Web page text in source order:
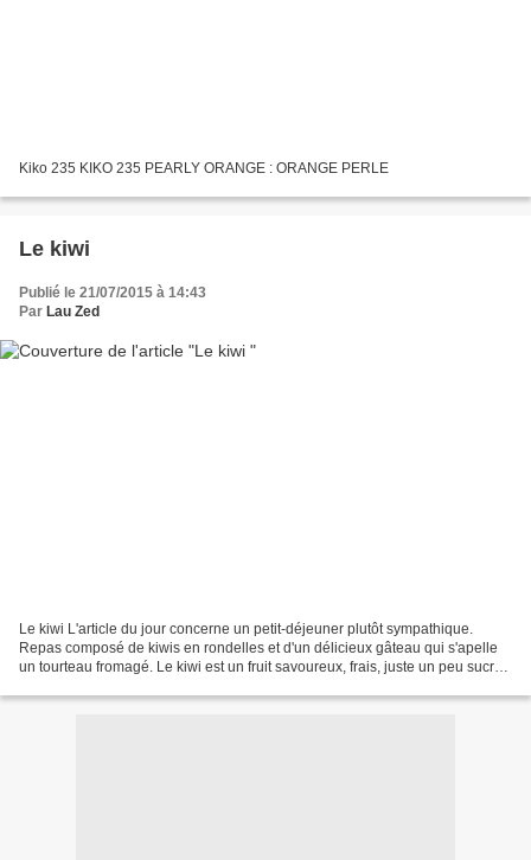
Kiko 235 KIKO 235 PEARLY ORANGE : ORANGE PERLE
Le kiwi
Publié le 21/07/2015 à 14:43
Par Lau Zed
Le kiwi L'article du jour concerne un petit-déjeuner plutôt sympathique.
Repas composé de kiwis en rondelles et d'un délicieux gâteau qui s'apelle
un tourteau fromagé. Le kiwi est un fruit savoureux, frais, juste un peu sucré